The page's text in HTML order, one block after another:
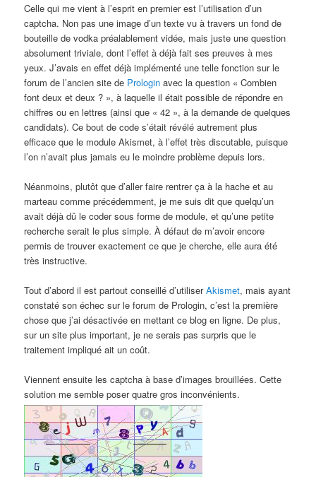
Celle qui me vient à l’esprit en premier est l’utilisation d’un
captcha. Non pas une image d’un texte vu à travers un fond de
bouteille de vodka préalablement vidée, mais juste une question
absolument triviale, dont l’effet à déjà fait ses preuves à mes
yeux. J’avais en effet déjà implémenté une telle fonction sur le
forum de l’ancien site de Prologin avec la question « Combien
font deux et deux ? », à laquelle il était possible de répondre en
chiffres ou en lettres (ainsi que « 42 », à la demande de quelques
candidats). Ce bout de code s’était révélé autrement plus
efficace que le module Akismet, à l’effet très discutable, puisque
l’on n’avait plus jamais eu le moindre problème depuis lors.
Néanmoins, plutôt que d’aller faire rentrer ça à la hache et au
marteau comme précédemment, je me suis dit que quelqu’un
avait déjà dû le coder sous forme de module, et qu’une petite
recherche serait le plus simple. À défaut de m’avoir encore
permis de trouver exactement ce que je cherche, elle aura été
très instructive.
Tout d’abord il est partout conseillé d’utiliserAkismet, mais ayant
constaté son échec sur le forum de Prologin, c’est la première
chose que j’ai désactivée en mettant ce blog en ligne. De plus,
sur un site plus important, je ne serais pas surpris que le
traitement impliqué ait un coût.
Viennent ensuite les captcha à base d’images brouillées. Cette
solution me semble poser quatre gros inconvénients.